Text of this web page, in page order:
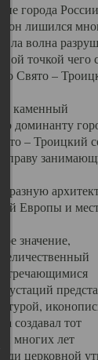
города России
он лишился
волна
точкой чего
Свято –
каменный
доминанту
– Троицкий
праву
Европы и
значение,
создавал тот
многих лет
церковной